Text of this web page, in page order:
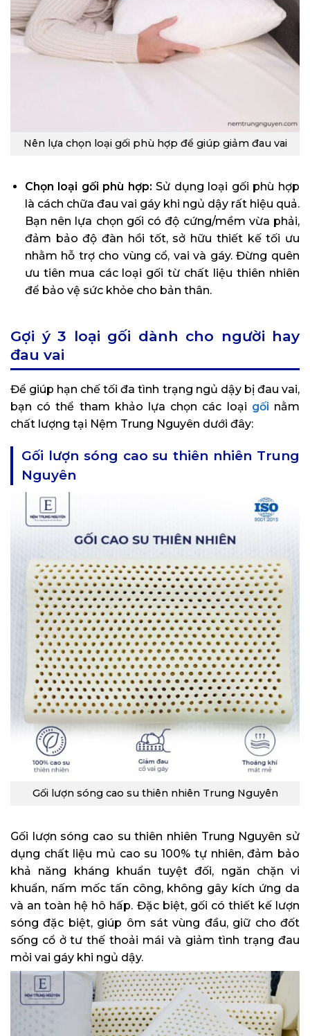
Nên lựa chọn loại gối phù hợp để giúp giảm đau vai
Chọn loại gối phù hợp: Sử dụng loại gối phù hợp
là cách chữa đau vai gáy khi ngủ dậy rất hiệu quả.
Bạn nên lựa chọn gối có độ cứng/mềm vừa phải,
đảm bảo độ đàn hồi tốt, sở hữu thiết kế tối ưu
nhằm hỗ trợ cho vùng cổ, vai và gáy. Đừng quên
ưu tiên mua các loại gối từ chất liệu thiên nhiên
để bảo vệ sức khỏe cho bản thân.
Gợi ý 3 loại gối dành cho người hay
đau vai
Để giúp hạn chế tối đa tình trạng ngủ dậy bị đau vai,
bạn có thể tham khảo lựa chọn các loại gối nằm
chất lượng tại Nệm Trung Nguyên dưới đây:
Gối lượn sóng cao su thiên nhiên Trung
Nguyên
Gối lượn sóng cao su thiên nhiên Trung Nguyên
Gối lượn sóng cao su thiên nhiên Trung Nguyên sử
dụng chất liệu mủ cao su 100% tự nhiên, đảm bảo
khả năng kháng khuẩn tuyệt đối, ngăn chặn vi
khuẩn, nấm mốc tấn công, không gây kích ứng da
và an toàn hệ hô hấp. Đặc biệt, gối có thiết kế lượn
sóng đặc biệt, giúp ôm sát vùng đầu, giữ cho đốt
sống cổ ở tư thế thoải mái và giảm tình trạng đau
mỏi vai gáy khi ngủ dậy.